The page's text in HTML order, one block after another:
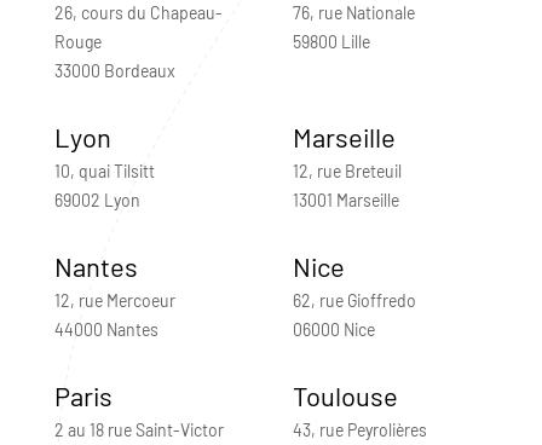
26, cours du Chapeau-
Rouge
33000 Bordeaux
76, rue Nationale
59800 Lille
Lyon
10, quai Tilsitt
69002 Lyon
Marseille
12, rue Breteuil
13001 Marseille
Nantes
12, rue Mercoeur
44000 Nantes
Nice
62, rue Gioffredo
06000 Nice
Paris
2 au 18 rue Saint-Victor
Toulouse
43, rue Peyrolières